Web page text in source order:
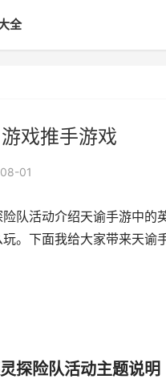
全
戏推手游戏
01
队活动介绍天谕手游中
。下面我给大家带来天
探险队活动主题说明